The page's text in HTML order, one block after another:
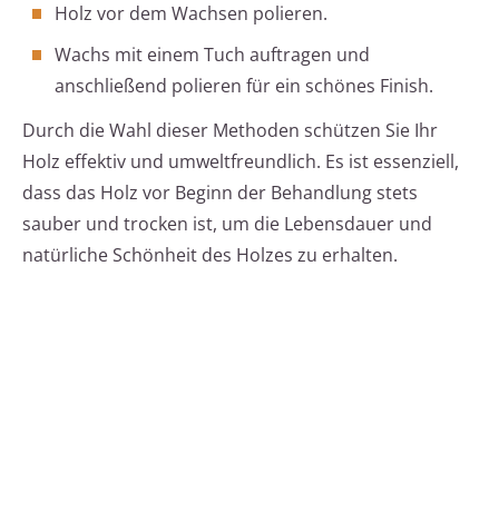
Holz vor dem Wachsen polieren.
Wachs mit einem Tuch auftragen und
anschließend polieren für ein schönes Finish.
Durch die Wahl dieser Methoden schützen Sie Ihr
Holz effektiv und umweltfreundlich. Es ist essenziell,
dass das Holz vor Beginn der Behandlung stets
sauber und trocken ist, um die Lebensdauer und
natürliche Schönheit des Holzes zu erhalten.